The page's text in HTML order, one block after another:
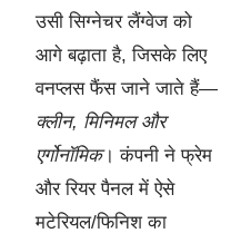
उसी सिग्नेचर लैंग्वेज को
आगे बढ़ाता है, जिसके लिए
वनप्लस फैंस जाने जाते हैं—
क्लीन, मिनिमल और
एर्गोनॉमिक। कंपनी ने फ्रेम
और रियर पैनल में ऐसे
मटेरियल/फिनिश का